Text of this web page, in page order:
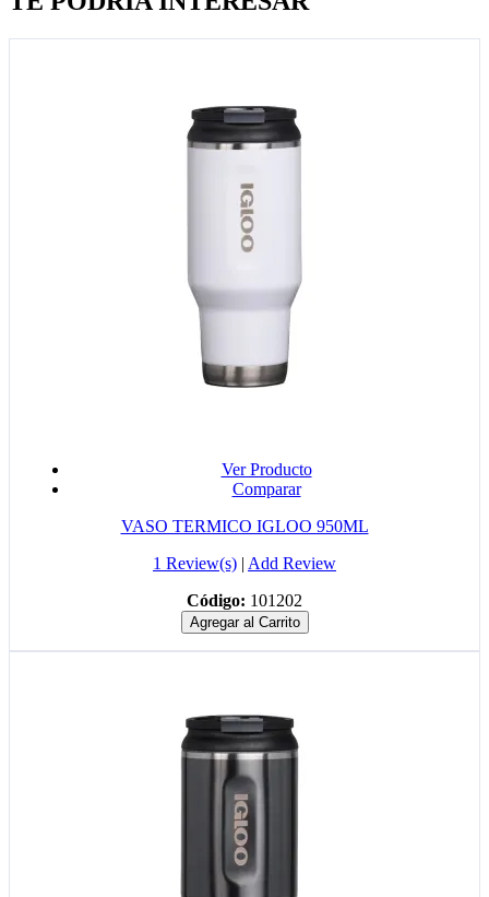
Ver Producto
Comparar
VASO TERMICO IGLOO 950ML
1 Review(s) | Add Review
Código: 101202
Agregar al Carrito